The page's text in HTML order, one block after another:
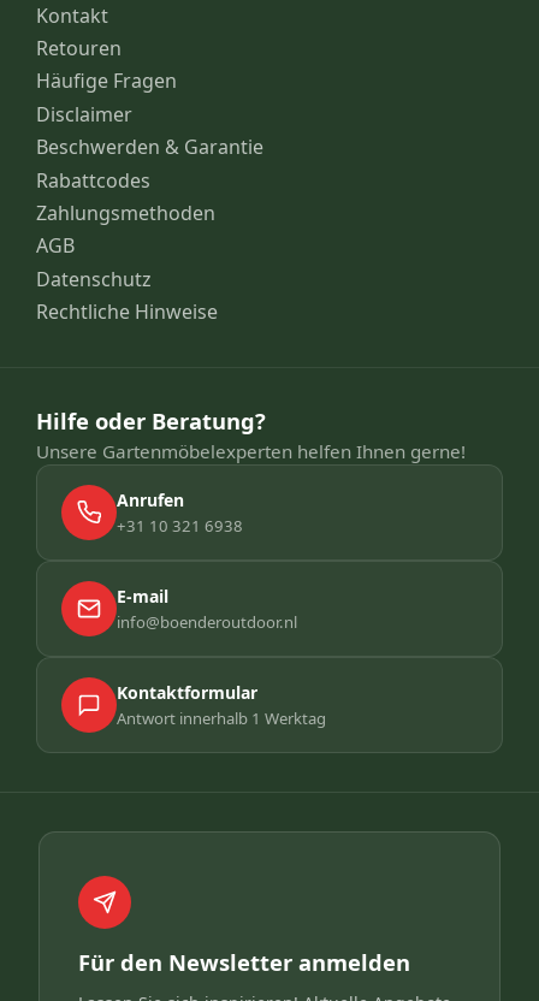
Kontakt
Retouren
Häufige Fragen
Disclaimer
Beschwerden & Garantie
Rabattcodes
Zahlungsmethoden
AGB
Datenschutz
Rechtliche Hinweise
Hilfe oder Beratung?
Unsere Gartenmöbelexperten helfen Ihnen gerne!
Anrufen
+31 10 321 6938
E-mail
info@boenderoutdoor.nl
Kontaktformular
Antwort innerhalb 1 Werktag
Für den Newsletter anmelden